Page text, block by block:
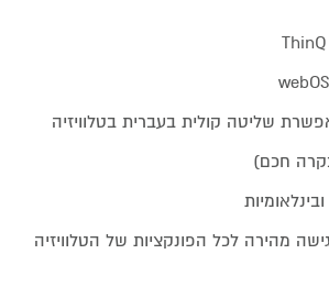
חכם)
מהירה לכל הפונקציות של הטלוויזיה